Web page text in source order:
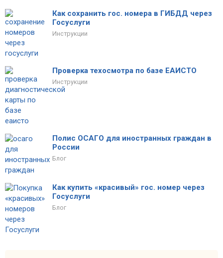
Как сохранить гос. номера в ГИБДД через
Госуслуги
Инструкции
Проверка техосмотра по базе ЕАИСТО
Инструкции
Полис ОСАГО для иностранных граждан в
России
Блог
Как купить «красивый» гос. номер через
Госуслуги
Блог